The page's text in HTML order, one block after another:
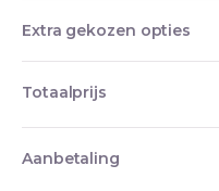
Extra gekozen opties
Totaalprijs
Aanbetaling